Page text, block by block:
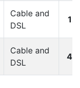
Cable and
DSL
Cable and
DSL